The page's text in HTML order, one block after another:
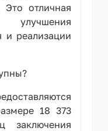
Это отличная
и реализации
18 373